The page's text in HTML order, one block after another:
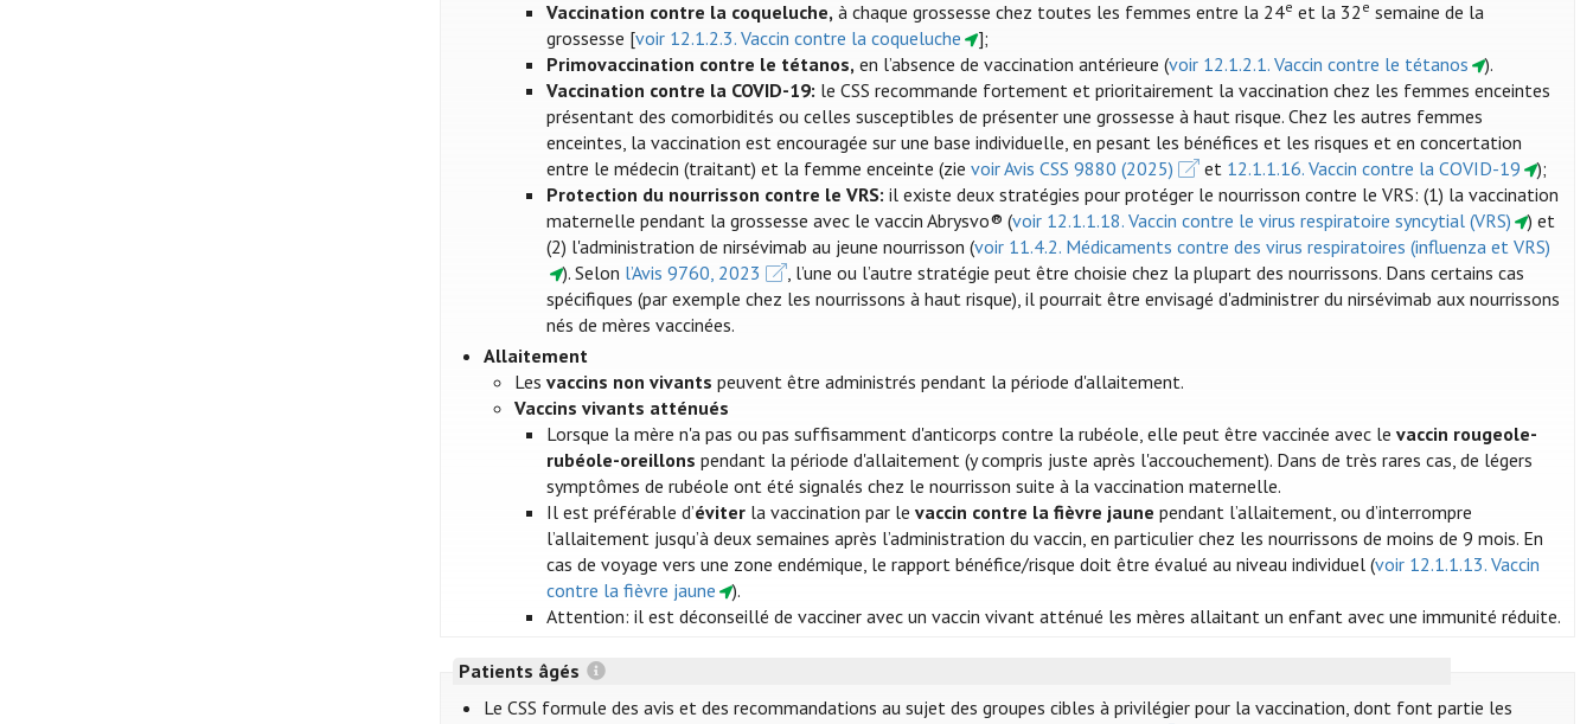
Vaccination contre la coqueluche, à chaque grossesse chez toutes les femmes entre la 24e et la 32 e semaine de la
grossesse [voir 12.1.2.3. Vaccin contre la coqueluche
];
Primovaccination contre le tétanos, en l’absence de vaccination antérieure (voir 12.1.2.1. Vaccin contre le tétanos
).
Vaccination contre la COVID-19: le CSS recommande fortement et prioritairement la vaccination chez les femmes enceintes
présentant des comorbidités ou celles susceptibles de présenter une grossesse à haut risque. Chez les autres femmes
enceintes, la vaccination est encouragée sur une base individuelle, en pesant les bénéfices et les risques et en concertation
entre le médecin (traitant) et la femme enceinte (zie voir Avis CSS 9880 (2025) et 12.1.1.16. Vaccin contre la COVID-19
);
Protection du nourrisson contre le VRS: il existe deux stratégies pour protéger le nourrisson contre le VRS: (1) la vaccination
maternelle pendant la grossesse avec le vaccin Abrysvo® (voir 12.1.1.18. Vaccin contre le virus respiratoire syncytial (VRS)
) et
(2) l'administration de nirsévimab au jeune nourrisson (voir 11.4.2. Médicaments contre des virus respiratoires (influenza et VRS)
). Selon l’Avis 9760, 2023
, l’une ou l’autre stratégie peut être choisie chez la plupart des nourrissons. Dans certains cas
spécifiques (par exemple chez les nourrissons à haut risque), il pourrait être envisagé d'administrer du nirsévimab aux nourrissons
nés de mères vaccinées.
Allaitement
Lesvaccins non vivants peuvent être administrés pendant la période d'allaitement.
Vaccins vivants atténués
Lorsque la mère n'a pas ou pas suffisamment d'anticorps contre la rubéole, elle peut être vaccinée avec le vaccin rougeole-
rubéole-oreillons pendant la période d'allaitement (y compris juste après l'accouchement). Dans de très rares cas, de légers
symptômes de rubéole ont été signalés chez le nourrisson suite à la vaccination maternelle.
Il est préférable d’éviterla vaccination par le vaccin contre la fièvre jaune pendant l’allaitement, ou d’interrompre
l’allaitement jusqu’à deux semaines après l’administration du vaccin, en particulier chez les nourrissons de moins de 9 mois. En
cas de voyage vers une zone endémique, le rapport bénéfice/risque doit être évalué au niveau individuel (voir 12.1.1.13. Vaccin
contre la fièvre jaune
).
Attention: il est déconseillé de vacciner avec un vaccin vivant atténué les mères allaitant un enfant avec une immunité réduite.
Patients âgés
Le CSS formule des avis et des recommandations au sujet des groupes cibles à privilégier pour la vaccination, dont font partie les